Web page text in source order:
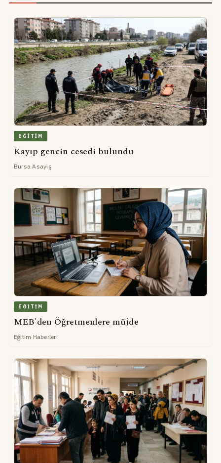
EĞITIM
Kayıp gencin cesedi bulundu
Bursa Asayiş
EĞITIM
MEB'den Öğretmenlere müjde
Eğitim Haberleri